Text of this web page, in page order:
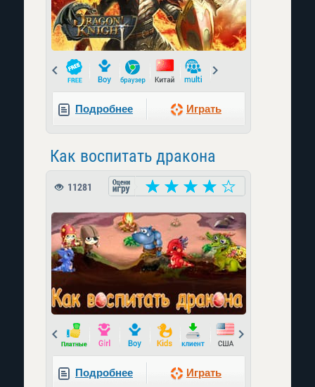
Prev
Подробнее Играть
Как воспитать дракона
11281
Prev
Подробнее Играть